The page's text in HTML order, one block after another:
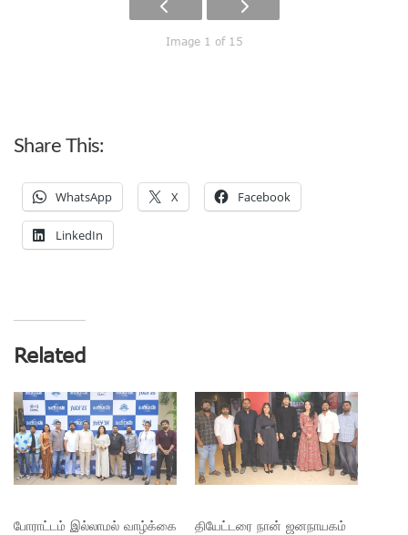
Image 1 of 15
Share This:
WhatsApp X Facebook
LinkedIn
Related
போராட்டம் இல்லாமல் வாழ்க்கை
தியேட்டரை நான் ஜனநாயகம்